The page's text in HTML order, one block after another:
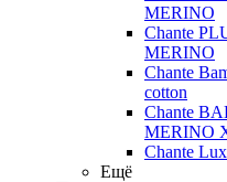
MERINO
Chante
MERINO
Chante
cotton
Chante
MERINO
Chante
Ещё